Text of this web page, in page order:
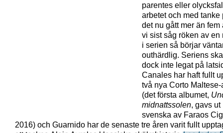
parentes eller
arbetet och med tanke
det nu gått mer än fem
vi sist såg röken av en
i serien så börjar
outhärdlig. Seriens
dock inte legat på
Canales har haft fullt
två nya Corto
(det första albumet,
midnattssolen, gavs ut
svenska av Faraos
2016) och Guarnido har de senaste tre åren varit fullt